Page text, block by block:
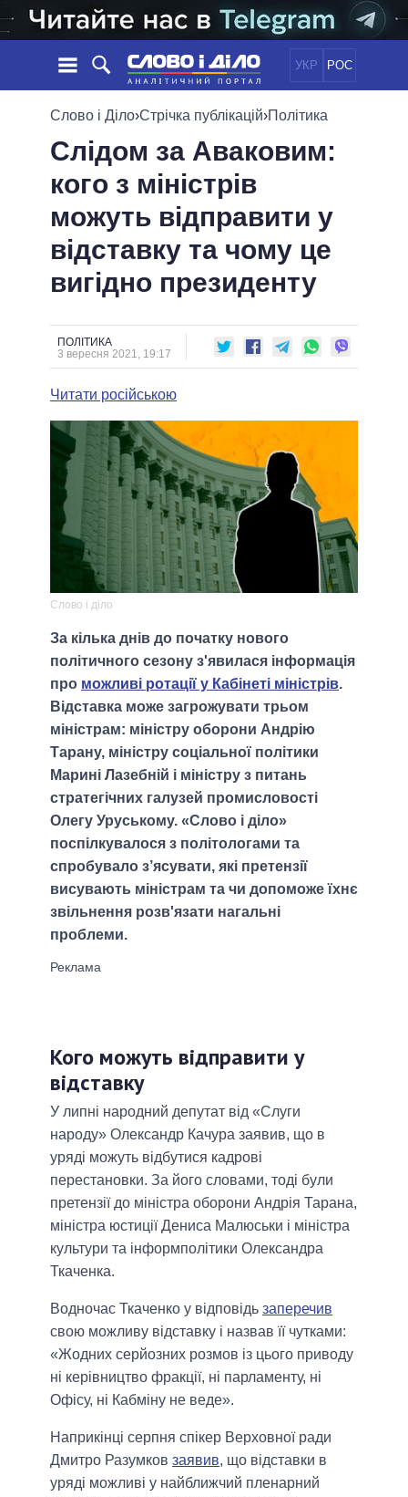
УКР РОС
НОВИНИ
СТРІЧКА
ПОДІЇ
СТАТТІ
ДУМКИ
ОГЛЯДИ
ДАЙДЖЕСТИ
ПОЛІТИКА
ЕКОНОМІКА
СУСПІЛЬСТВО
СВІТ
ОБIЦЯНКИ
ПОЛIТИКИ
УСІ ПОЛІТИКИ
ПРЕЗИДЕНТ І ОФІС
ВЕРХОВНА РАДА
ГОЛОВИ ОБЛАДМІНІСТРАЦІЙ
МЕРИ МІСТ
ВСІ ПЕРСОНИ
ІНФОГРАФІКА
ВІДЕО
ПОРІВНЯННЯ ПОЛІТИКІВ
Слово і Діло›Стрічка публікацій›Політика
Слідом за Аваковим:
кого з міністрів
можуть відправити у
відставку та чому це
вигідно президенту
ПОЛІТИКА
3 вересня 2021, 19:17
Читати російською
Слово і діло
За кілька днів до початку нового
політичного сезону з'явилася інформація
про можливі ротації у Кабінеті міністрів.
Відставка може загрожувати трьом
міністрам: міністру оборони Андрію
Тарану, міністру соціальної політики
Марині Лазебній і міністру з питань
стратегічних галузей промисловості
Олегу Уруському. «Слово і діло»
поспілкувалося з політологами та
спробувало з’ясувати, які претензії
висувають міністрам та чи допоможе їхнє
звільнення розв'язати нагальні
проблеми.
Кого можуть відправити у
відставку
У липні народний депутат від «Слуги
народу» Олександр Качура заявив, що в
уряді можуть відбутися кадрові
перестановки. За його словами, тоді були
претензії до міністра оборони Андрія Тарана,
міністра юстиції Дениса Малюськи і міністра
культури та інформполітики Олександра
Ткаченка.
Водночас Ткаченко у відповідь заперечив
свою можливу відставку і назвав її чутками:
«Жодних серйозних розмов із цього приводу
ні керівництво фракції, ні парламенту, ні
Офісу, ні Кабміну не веде».
Наприкінці серпня спікер Верховної ради
Дмитро Разумков заявив, що відставки в
уряді можливі у найближчий пленарний